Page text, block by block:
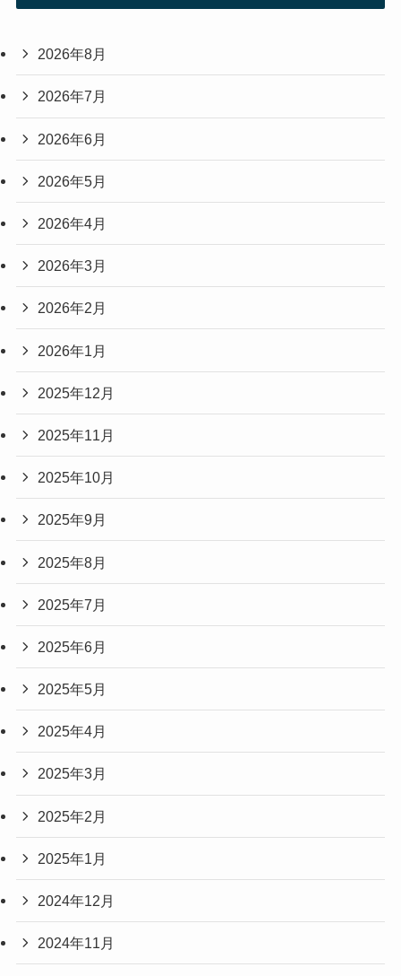
2026年8月
2026年7月
2026年6月
2026年5月
2026年4月
2026年3月
2026年2月
2026年1月
2025年12月
2025年11月
2025年10月
2025年9月
2025年8月
2025年7月
2025年6月
2025年5月
2025年4月
2025年3月
2025年2月
2025年1月
2024年12月
2024年11月